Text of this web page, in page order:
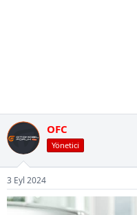
OFC
Yönetici
3 Eyl 2024